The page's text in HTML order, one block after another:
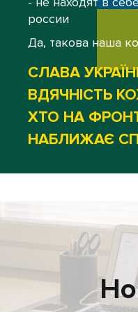
россии
Да, такова наша
СЛАВА
ВДЯЧНІСТЬ
ХТО НА
НАБЛИЖАЄ